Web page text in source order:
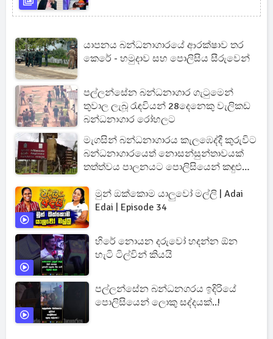
යාපනය බන්ධනාගාරයේ ආරක්ෂාව තර
කෙරේ - හමුදාව සහ පොලිසිය සීරුවෙන්
පල්ලන්සේන බන්ධනාගාර ගැටුමෙන්
තුවාල ලැබූ රැඳවියන් 28දෙනෙකු වැලිකඩ
බන්ධනාගාර රෝහලට
මැගසින් බන්ධනාගාරය කැලඹෙද්දී කුරුවිට
බන්ධනාගාරයෙත් නොසන්සුන්තාවයක්
තත්ත්වය පාලනයට පොලිසියෙන් කඳුළු
මුන් ඔක්කොම යාලුවෝ මල්ලි | Adai
Edai | Episode 34
හිරේ නොයන දරුවෝ හදන්න ඕන
හැටි ටිල්වින් කියයි
පල්ලන්සේන බන්ධනගරය ඉදිරියේ
පොලිසියෙන් ලොකු සද්දයක්..!